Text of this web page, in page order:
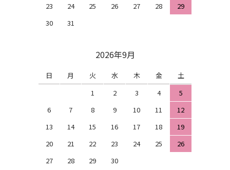
23
24 25 26 27 28
29
30
31
2026年9月
日 月 火 水 木 金
土
1
2 3 4
5
6
7 8 9 10 11
12
13
14 15 16 17 18
19
20
21 22 23 24 25
26
27
28 29 30